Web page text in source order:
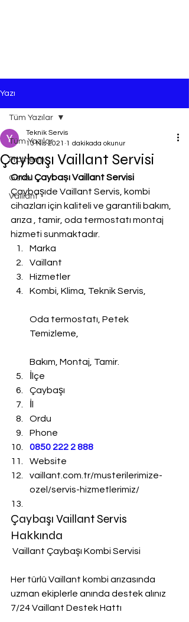
Yazı
Tüm Yazılar
Protherm
Genel
Vaillant
Tüm Yazılar
Çaybaşı Vaillant Servisi
Teknik Servis
13 Nis 2021 1 dakikada okunur
Ordu Çaybaşı Vaillant Servisi
Çaybaşıde Vaillant Servis, kombi
cihazları için kaliteli ve garantili bakım,
arıza , tamir, oda termostatı montaj
hizmeti sunmaktadır.
Marka
Vaillant
Hizmetler
Kombi, Klima, Teknik Servis,
Oda termostatı, Petek
Temizleme,
Bakım, Montaj, Tamir.
İlçe
Çaybaşı
Ordu
Phone
0850 222 2 888
Website
vaillant.com.tr/musterilerimize-
ozel/servis-hizmetlerimiz/
Çaybaşı Vaillant Servis
Hakkında
Vaillant Çaybaşı Kombi Servisi
Her türlü Vaillant kombi arızasında
uzman ekiplerle anında destek alınız
7/24 Vaillant Destek Hattı